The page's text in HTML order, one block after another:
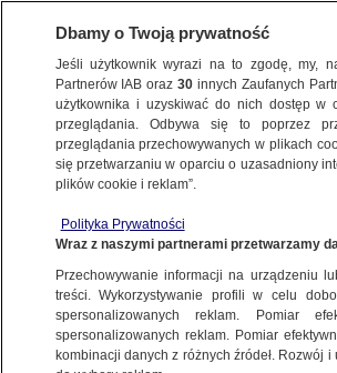
KATOWICE
LPR
Mateusz Czajka
28.05.2026, 09:37
Dbamy o Twoją prywatność
Jeśli użytkownik wyrazi na to zgodę, my,
Partnerów IAB oraz30 innych Zaufanych
użytkownika i uzyskiwać do nich dostęp w
przeglądania. Odbywa się to poprzez
przeglądania przechowywanych w plikach
się przetwarzaniu w oparciu o uzasadniony
plików cookie i reklam”.
Polityka Prywatności
Wraz z naszymi partnerami przetwarzamy
Przechowywanie informacji na urządzeniu
treści. Wykorzystywanie profili w celu
spersonalizowanych reklam. Pomiar
spersonalizowanych reklam. Pomiar
kombinacji danych z różnych źródeł. Rozwój